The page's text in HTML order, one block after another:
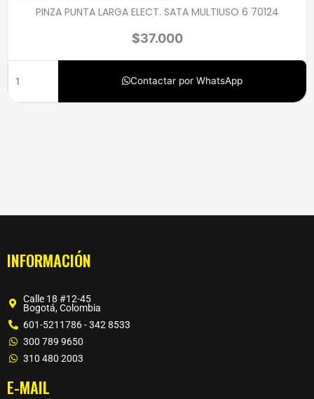
PINZA PUNTA LARGA ELECT. SATA MULTIUSO 6 70124
$37.000
Contactar por WhatsApp
INFORMACIÓN
Calle 18 #12-45
Bogotá, Colombia
601-5211786 - 342 8533
300 789 9650
310 480 2003
E-MAIL